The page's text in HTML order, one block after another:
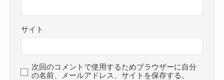
サイト
次回のコメントで使用するためブラウザーに自分
の名前、メールアドレス、サイトを保存する。